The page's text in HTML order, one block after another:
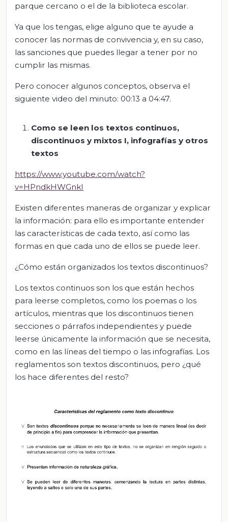
parque cercano o el de la biblioteca escolar.
Ya que los tengas, elige alguno que te ayude a
conocer las normas de convivencia y, en su caso,
las sanciones que puedes llegar a tener por no
cumplir las mismas.
Pero conocer algunos conceptos, observa el
siguiente video del minuto: 00:13 a 04:47.
Como se leen los textos continuos,
discontinuos y mixtos I, infografías y otros
textos
https://www.youtube.com/watch?
v=HPndkHWGnkI
Existen diferentes maneras de organizar y explicar
la información: para ello es importante entender
las características de cada texto, así como las
formas en que cada uno de ellos se puede leer.
¿Cómo están organizados los textos discontinuos?
Los textos continuos son los que están hechos
para leerse completos, como los poemas o los
artículos, mientras que los discontinuos tienen
secciones o párrafos independientes y puede
leerse únicamente la información que se necesita,
como en las líneas del tiempo o las infografías. Los
reglamentos son textos discontinuos, pero ¿qué
los hace diferentes del resto?